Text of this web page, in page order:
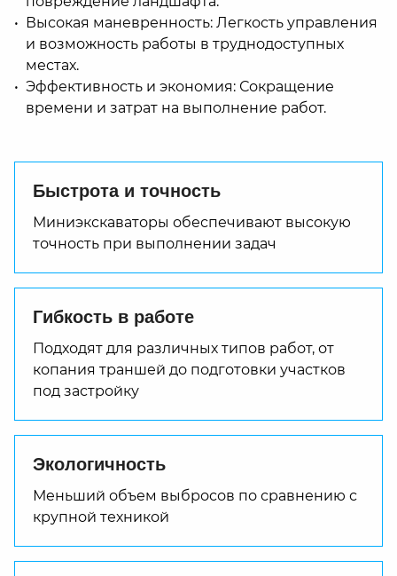
Высокая маневренность: Легкость управления
и возможность работы в труднодоступных
местах.
Эффективность и экономия: Сокращение
времени и затрат на выполнение работ.
Быстрота и точность
Миниэкскаваторы обеспечивают высокую
точность при выполнении задач
Гибкость в работе
Подходят для различных типов работ, от
копания траншей до подготовки участков
под застройку
Экологичность
Меньший объем выбросов по сравнению с
крупной техникой